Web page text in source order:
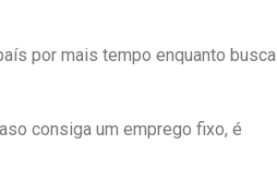
por mais tempo enquanto busca
consiga um emprego fixo, é